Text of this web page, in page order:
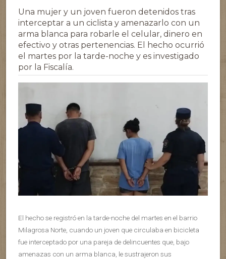
Una mujer y un joven fueron detenidos tras
interceptar a un ciclista y amenazarlo con un
arma blanca para robarle el celular, dinero en
efectivo y otras pertenencias. El hecho ocurrió
el martes por la tarde-noche y es investigado
por la Fiscalía.
El hecho se registró en la tarde-noche del martes en el barrio
Milagrosa Norte, cuando un joven que circulaba en bicicleta
fue interceptado por una pareja de delincuentes que, bajo
amenazas con un arma blanca, le sustrajeron sus